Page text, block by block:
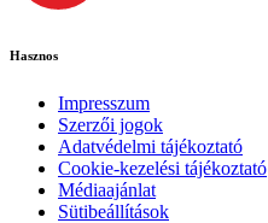
Hasznos
Impresszum
Szerzői jogok
Adatvédelmi tájékoztató
Cookie-kezelési tájékoztató
Médiaajánlat
Sütibeállítások